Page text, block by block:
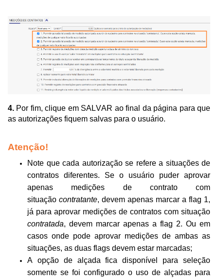
4. Por fim, clique em SALVAR ao final da página para que
as autorizações fiquem salvas para o usuário.
Atenção!
Note que cada autorização se refere a situações de
contratos diferentes. Se o usuário puder aprovar
apenas medições de contrato com
situação contratante, devem apenas marcar a flag 1,
já para aprovar medições de contratos com situação
contratada, devem marcar apenas a flag 2. Ou em
casos onde pode aprovar medições de ambas as
situações, as duas flags devem estar marcadas;
A opção de alçada fica disponível para seleção
somente se foi configurado o uso de alçadas para